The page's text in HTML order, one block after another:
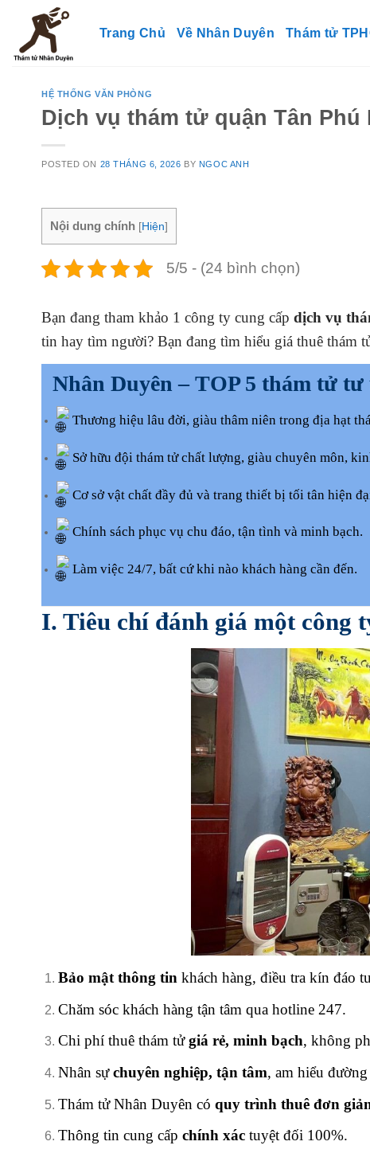
content
Trang Chủ Về Nhân Duyên Thám tử
HỆ THỐNG VĂN PHÒNG
Dịch vụ thám tử quận Tân Phú
POSTED ON 28 THÁNG 6, 2026 BY NGOC ANH
Nội dung chính [Hiện]
5/5 - (24 bình chọn)
Bạn đang tham khảo 1 công ty cung cấp dịch vụ
tin hay tìm người? Bạn đang tìm hiểu giá thuê thám
Nhân Duyên – TOP 5 thám tử
Thương hiệu lâu đời, giàu thâm niên trong địa hạt
Sở hữu đội thám tử chất lượng, giàu chuyên môn,
Cơ sở vật chất đầy đủ và trang thiết bị tối tân hiện
Chính sách phục vụ chu đáo, tận tình và minh bạch.
Làm việc 24/7, bất cứ khi nào khách hàng cần đến.
I. Tiêu chí đánh giá một công
Bảo mật thông tinkhách hàng, điều tra kín đáo
Chăm sóc khách hàng tận tâm qua hotline 247.
Chi phí thuê thám tửgiá rẻ, minh bạch, không
Nhân sựchuyên nghiệp, tận tâm, am hiểu
Thám tử Nhân Duyên có quy trình thuê đơn
Thông tin cung cấp chính xáctuyệt đối 100%.